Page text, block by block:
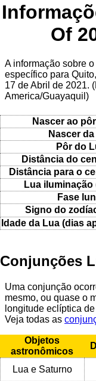
Of
A informação sobre
específico para
17 de Abril de 2021.
America/Guayaquil)
Nascer ao
Nascer
Pôr do
Distância do
Distância para o
Lua iluminação
Fase
Signo do
Idade da Lua (dias
Conjunções
Uma conjunção
mesmo, ou quase o
longitude eclíptica
Veja todas as
Objetos
astronômicos
Lua e Saturno